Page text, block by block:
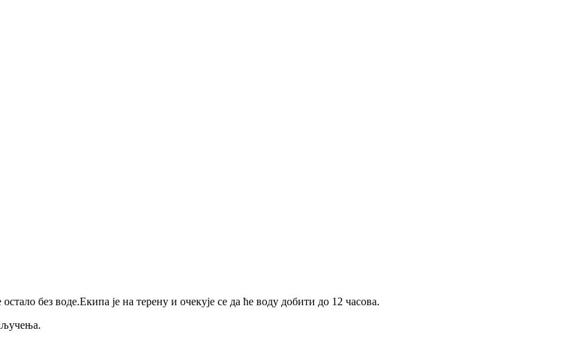
без воде.Екипа је на терену и очекује се да ће воду добити до 12 часова.